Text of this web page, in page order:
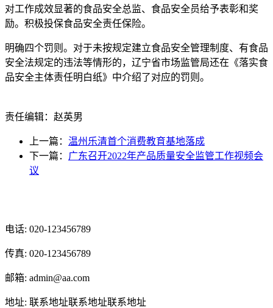
对工作成效显著的食品安全总监、食品安全员给予表彰和奖
励。积极投保食品安全责任保险。
明确四个罚则。对于未按规定建立食品安全管理制度、有食品
安全法规定的违法等情形的，辽宁省市场监管局还在《落实食
品安全主体责任明白纸》中介绍了对应的罚则。
责任编辑：赵英男
上一篇： 温州乐清首个消费教育基地落成
下一篇： 广东召开2022年产品质量安全监管工作视频会
议
电话: 020-123456789
传真: 020-123456789
邮箱: admin@aa.com
地址: 联系地址联系地址联系地址